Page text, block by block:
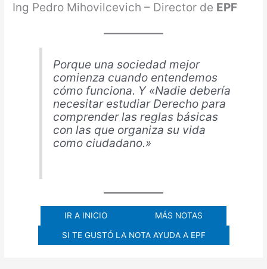
Ing Pedro Mihovilcevich – Director de EPF
Porque una sociedad mejor
comienza cuando entendemos
cómo funciona. Y «Nadie debería
necesitar estudiar Derecho para
comprender las reglas básicas
con las que organiza su vida
como ciudadano.»
IR A INICIO MÁS NOTAS
SI TE GUSTÓ LA NOTA AYUDA A EPF